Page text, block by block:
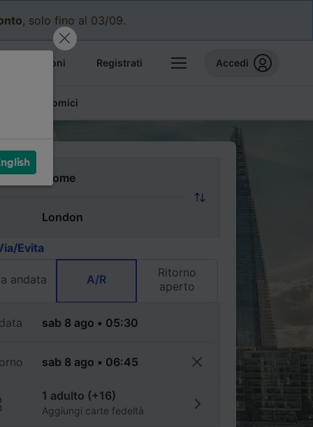
, solo fino al 03/09.
prenotazioni Registrati Accedi
economici
Evita
andata A/R
Ritorno
aperto
1 adulto (+16)
Aggiungi carte fedeltà